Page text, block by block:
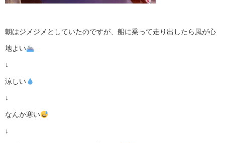
朝はジメジメとしていたのですが、船に乗って走り出したら風が心
地よい
↓
涼しい
↓
なんか寒い
↓